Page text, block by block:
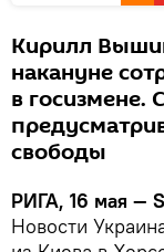
Кирилл
накануне
в госизмене.
свободы
РИГА, 16 мая —
Новости